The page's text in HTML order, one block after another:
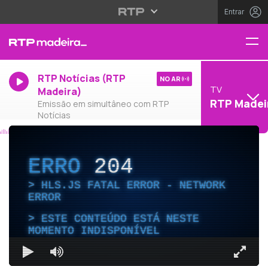
Entrar
RTP Notícias (RTP
Madeira)
Emissão em simultâneo com RTP
Notícias
NO AR
TV
RTP
ERRO204
HLS.JS FATAL ERROR - NETWORK
ERROR
ESTE CONTEÚDO ESTÁ NESTE
MOMENTO INDISPONÍVEL